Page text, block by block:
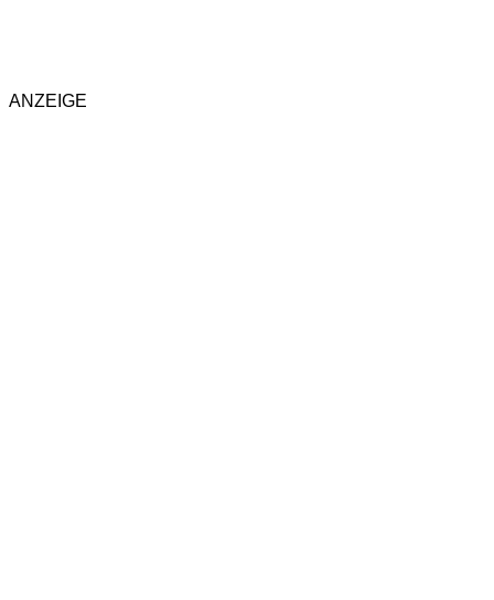
ANZEIGE